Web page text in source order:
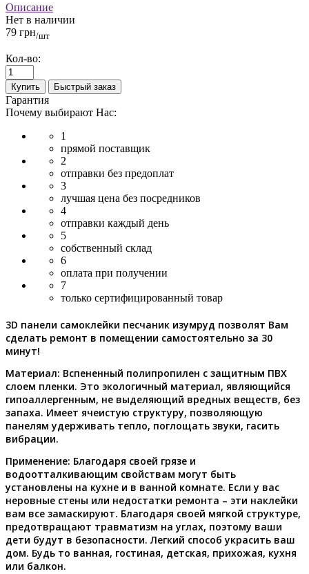
Описание
Нет в наличии
79 грн/шт
Кол-во:
Купить Быстрый заказ
Гарантия
Почему выбирают Нас:
1
прямой поставщик
2
отправки без предоплат
3
лучшая цена без посредников
4
отправки каждый день
5
собственный склад
6
оплата при получении
7
только сертифицированный товар
3D панели самоклейки песчаник изумруд позволят Вам
сделать ремонт в помещении самостоятельно за 30
минут!
Материал: Вспененный полипропилен с защитным ПВХ
слоем пленки. Это экологичный материал, являющийся
гипоаллергенным, не выделяющий вредных веществ, без
запаха. Имеет ячеистую структуру, позволяющую
панелям удерживать тепло, поглощать звуки, гасить
вибрации.
Применение: Благодаря своей грязе и
водоотталкивающим свойствам могут быть
установлены на кухне и в ванной комнате. Если у вас
неровные стены или недостатки ремонта – эти наклейки
вам все замаскируют. Благодаря своей мягкой структуре,
предотвращают травматизм на углах, поэтому ваши
дети будут в безопасности. Легкий способ украсить ваш
дом. Будь то ванная, гостиная, детская, прихожая, кухня
или балкон.